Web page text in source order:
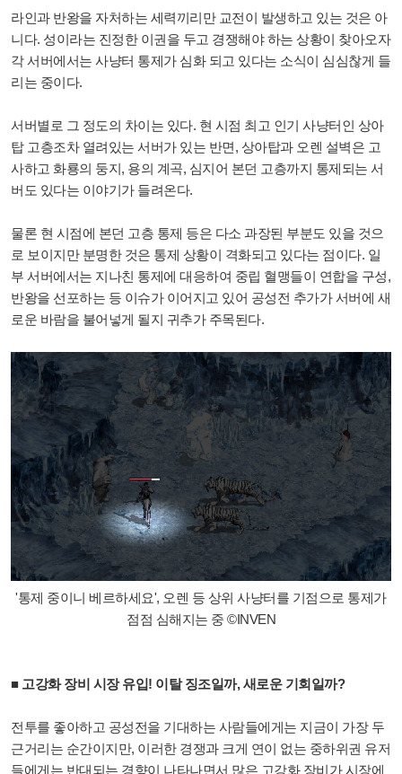
라인과 반왕을 자처하는 세력끼리만 교전이 발생하고 있는 것은 아
니다. 성이라는 진정한 이권을 두고 경쟁해야 하는 상황이 찾아오자
각 서버에서는 사냥터 통제가 심화 되고 있다는 소식이 심심찮게 들
리는 중이다.
서버별로 그 정도의 차이는 있다. 현 시점 최고 인기 사냥터인 상아
탑 고층조차 열려있는 서버가 있는 반면, 상아탑과 오렌 설벽은 고
사하고 화룡의 둥지, 용의 계곡, 심지어 본던 고층까지 통제되는 서
버도 있다는 이야기가 들려온다.
물론 현 시점에 본던 고층 통제 등은 다소 과장된 부분도 있을 것으
로 보이지만 분명한 것은 통제 상황이 격화되고 있다는 점이다. 일
부 서버에서는 지나친 통제에 대응하여 중립 혈맹들이 연합을 구성,
반왕을 선포하는 등 이슈가 이어지고 있어 공성전 추가가 서버에 새
로운 바람을 불어넣게 될지 귀추가 주목된다.
'통제 중이니 베르하세요', 오렌 등 상위 사냥터를 기점으로 통제가
점점 심해지는 중 ©INVEN
■ 고강화 장비 시장 유입! 이탈 징조일까, 새로운 기회일까?
전투를 좋아하고 공성전을 기대하는 사람들에게는 지금이 가장 두
근거리는 순간이지만, 이러한 경쟁과 크게 연이 없는 중하위권 유저
들에게는 반대되는 경향이 나타나면서 많은 고강화 장비가 시장에